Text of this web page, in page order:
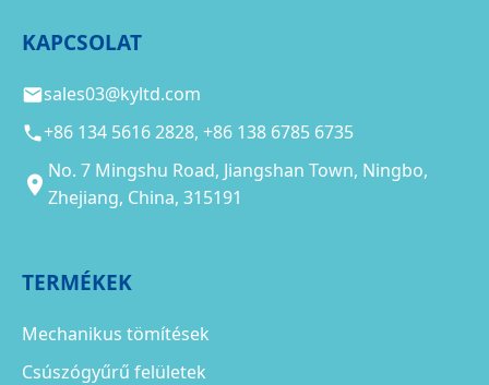
KAPCSOLAT
sales03@kyltd.com
+86 134 5616 2828, +86 138 6785 6735
No. 7 Mingshu Road, Jiangshan Town, Ningbo,
Zhejiang, China, 315191
TERMÉKEK
Mechanikus tömítések
Csúszógyűrű felületek